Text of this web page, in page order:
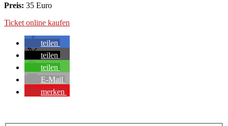
Preis: 35 Euro
Ticket online kaufen
teilen
teilen
teilen
E-Mail
merken